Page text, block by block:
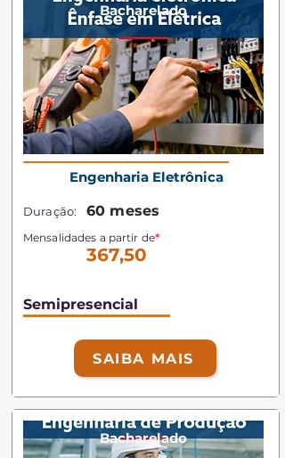
Bacharelado
Engenharia Eletrônica
Duração: 60 meses
Mensalidades a partir de*
367,50
Semipresencial
SAIBA MAIS
Bacharelado